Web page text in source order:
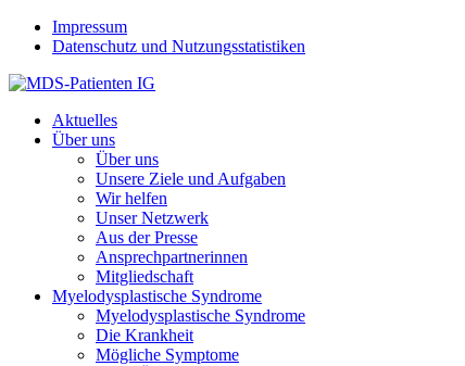
Jump to navigation
Impressum
Datenschutz und Nutzungsstatistiken
Aktuelles
Über uns
Über uns
Unsere Ziele und Aufgaben
Wir helfen
Unser Netzwerk
Aus der Presse
Ansprechpartnerinnen
Mitgliedschaft
Myelodysplastische Syndrome
Myelodysplastische Syndrome
Die Krankheit
Mögliche Symptome